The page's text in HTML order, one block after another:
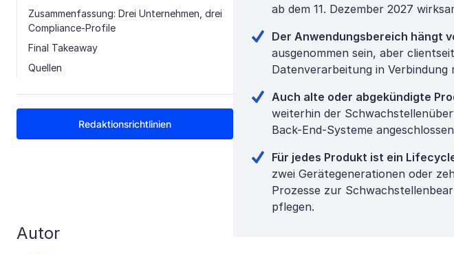
Zusammenfassung: Drei Unternehmen, drei
Compliance-Profile
Final Takeaway
Quellen
Redaktionsrichtlinien
Autor
ab dem 11. Dezember 2027
Der Anwendungsbereich hängt
ausgenommen sein, aber
Datenverarbeitung in
Auch alte oder abgekündigte
weiterhin der
Back-End-Systeme
Für jedes Produkt ist ein
zwei Gerätegenerationen oder
Prozesse zur
pflegen.